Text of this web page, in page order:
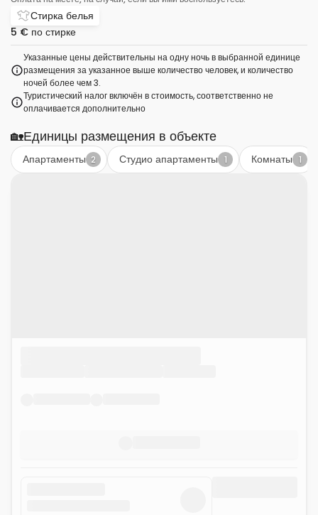
Стирка белья
5 € по стирке
Указанные цены действительны на одну ночь в выбранной единице
размещения за указанное выше количество человек, и количество
ночей более чем 3.
Туристический налог включён в стоимость, соответственно не
оплачивается дополнительно
🏡Единицы размещения в объекте
Апартаменты 2 Студио апартаменты 1 Комнаты 1